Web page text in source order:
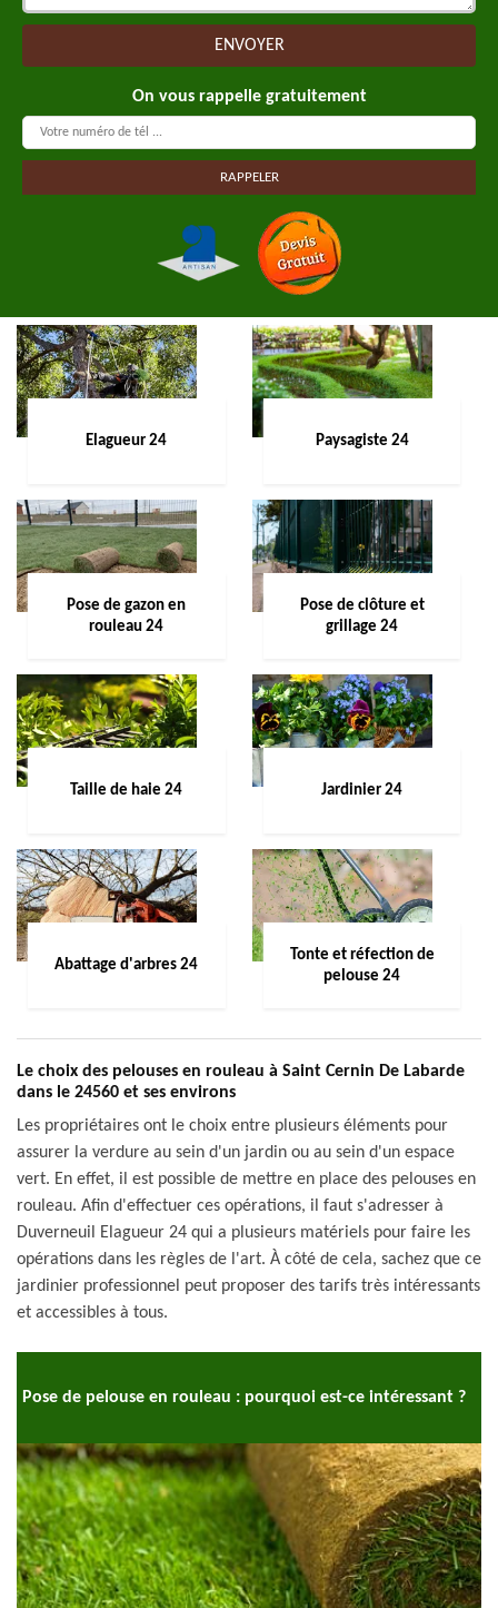
On vous rappelle gratuitement
Elagueur 24 Paysagiste 24
Pose de gazon en
rouleau 24
Pose de clôture et
grillage 24
Taille de haie 24 Jardinier 24
Abattage d'arbres 24
Tonte et réfection de
pelouse 24
Le choix des pelouses en rouleau à Saint Cernin De Labarde
dans le 24560 et ses environs
Les propriétaires ont le choix entre plusieurs éléments pour
assurer la verdure au sein d'un jardin ou au sein d'un espace
vert. En effet, il est possible de mettre en place des pelouses en
rouleau. Afin d'effectuer ces opérations, il faut s'adresser à
Duverneuil Elagueur 24 qui a plusieurs matériels pour faire les
opérations dans les règles de l'art. À côté de cela, sachez que ce
jardinier professionnel peut proposer des tarifs très intéressants
et accessibles à tous.
Pose de pelouse en rouleau : pourquoi est-ce intéressant ?